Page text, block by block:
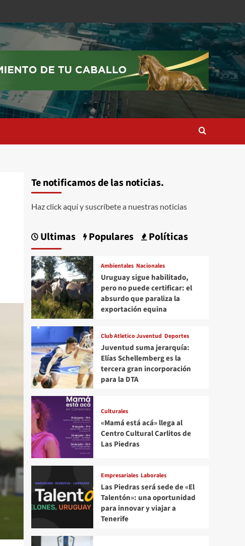
Te notificamos de las noticias.
Haz click aquí y suscríbete a nuestras noticias
Ultimas Populares Políticas
Ambientales Nacionales
Uruguay sigue habilitado,
pero no puede certificar: el
absurdo que paraliza la
exportación equina
Club Atletico Juventud Deportes
Juventud suma jerarquía:
Elías Schellemberg es la
tercera gran incorporación
para la DTA
Culturales
«Mamá está acá» llega al
Centro Cultural Carlitos de
Las Piedras
Empresariales Laborales
Las Piedras será sede de «El
Talentón»: una oportunidad
para innovar y viajar a
Tenerife